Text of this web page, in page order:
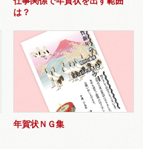
は？
年賀状ＮＧ集